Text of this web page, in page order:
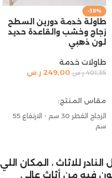
-38%
طاولة خدمة دورين السطح
زجاج وخشب والقاعدة حديد
لون ذهبي
طاولات خدمة
401,35 ر.س 249,00 ر.س
مقاس المنتج:
الزجاج القطر 30 سم - الارتفاع 55
سم
للاثاث ، المكان اللي
فيه من أثاث عالي